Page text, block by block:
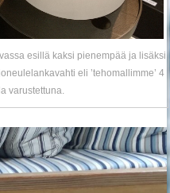
esillä kaksi pienempää ja lisäksi
eli ’tehomallimme’ 4
varustettuna.